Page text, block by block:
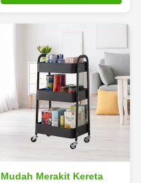
Mudah Merakit Kereta